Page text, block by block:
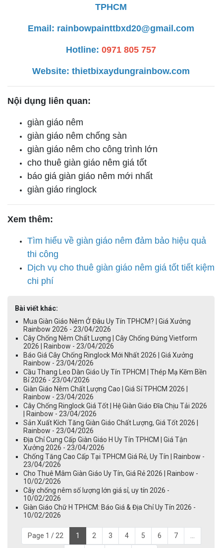
TPHCM
Email: rainbowpainttbxd20@gmail.com
Hotline: 0971 805 757
Website: thietbixaydungrainbow.com
Nội dụng liên quan:
giàn giáo nêm
giàn giáo nêm chống sàn
giàn giáo nêm cho công trình lớn
cho thuê giàn giáo nêm giá tốt
báo giá giàn giáo nêm mới nhất
giàn giáo ringlock
Xem thêm:
Tìm hiểu về giàn giáo nêm đảm bảo hiệu quả
thi công
Dịch vụ cho thuê giàn giáo nêm giá tốt tiết kiệm
chi phí
Bài viết khác:
Mua Giàn Giáo Nêm Ở Đâu Uy Tín TPHCM? | Giá Xưởng
Rainbow 2026 - 23/04/2026
Cây Chống Nêm Chất Lượng | Cây Chống Đứng Vietform
2026 | Rainbow - 23/04/2026
Báo Giá Cây Chống Ringlock Mới Nhất 2026 | Giá Xưởng
Rainbow - 23/04/2026
Cầu Thang Leo Dàn Giáo Uy Tín TPHCM | Thép Mạ Kẽm Bền
Bỉ 2026 - 23/04/2026
Giàn Giáo Nêm Chất Lượng Cao | Giá Sỉ TPHCM 2026 |
Rainbow - 23/04/2026
Cây Chống Ringlock Giá Tốt | Hệ Giàn Giáo Đĩa Chịu Tải 2026
| Rainbow - 23/04/2026
Sản Xuất Kích Tăng Giàn Giáo Chất Lượng, Giá Tốt 2026 |
Rainbow - 23/04/2026
Địa Chỉ Cung Cấp Giàn Giáo H Uy Tín TPHCM | Giá Tận
Xưởng 2026 - 23/04/2026
Chống Tăng Cao Cấp Tại TPHCM Giá Rẻ, Uy Tín | Rainbow -
23/04/2026
Cho Thuê Mâm Giàn Giáo Uy Tín, Giá Rẻ 2026 | Rainbow -
10/02/2026
Cây chống nêm số lượng lớn giá sỉ, uy tín 2026 -
10/02/2026
Giàn Giáo Chữ H TPHCM: Báo Giá & Địa Chỉ Uy Tín 2026 -
10/02/2026
Page 1 / 22 1 2 3 4 5 6 7